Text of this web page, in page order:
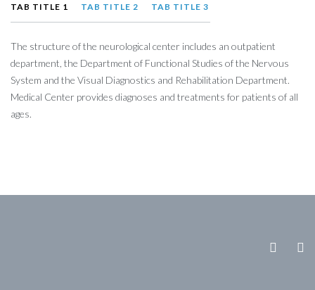
TAB TITLE 1 TAB TITLE 2 TAB TITLE 3
The structure of the neurological center includes an outpatient
department, the Department of Functional Studies of the Nervous
System and the Visual Diagnostics and Rehabilitation Department.
Medical Center provides diagnoses and treatments for patients of all
ages.